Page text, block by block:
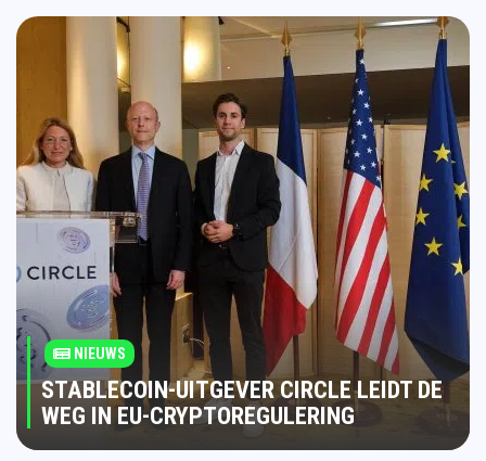
NIEUWS
STABLECOIN-UITGEVER CIRCLE LEIDT DE
WEG IN EU-CRYPTOREGULERING